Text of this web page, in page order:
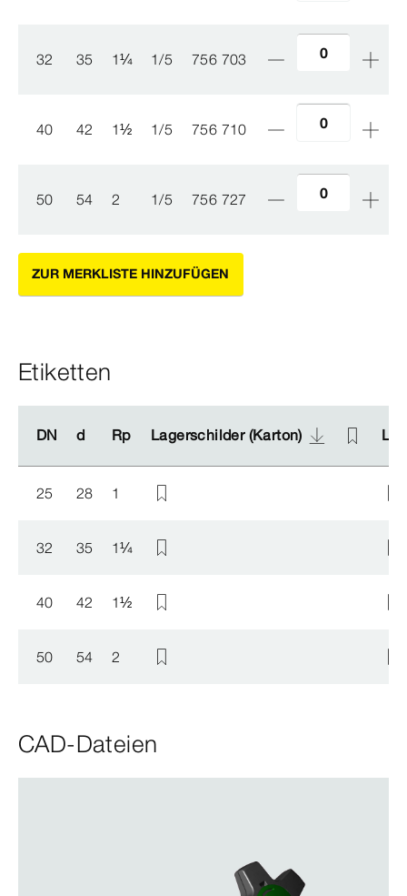
32 35 1¼ 1/5 756 703
40 42 1½ 1/5 756 710
50 54 2 1/5 756 727
ZUR MERKLISTE HINZUFÜGEN
Etiketten
DN d Rp Lagerschilder (Karton)
DN d Rp Lagerschilder (Karton)
25 28 1
32 35 1¼
40 42 1½
50 54 2
CAD-Dateien